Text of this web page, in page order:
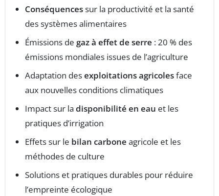
Conséquencessur la productivité et la santé
des systèmes alimentaires
Émissions de gaz à effet de serre : 20 % des
émissions mondiales issues de l’agriculture
Adaptation desexploitations agricolesface
aux nouvelles conditions climatiques
Impact sur la disponibilité en eau et les
pratiques d’irrigation
Effets sur le bilan carbone agricole et les
méthodes de culture
Solutions et pratiques durables pour réduire
l’empreinte écologique